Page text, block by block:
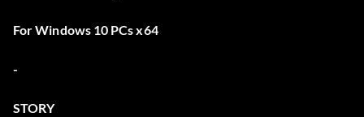
For Windows 10 PCs x64
-
STORY